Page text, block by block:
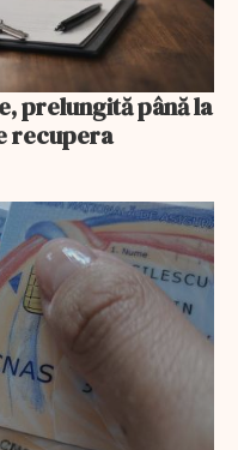
prelungită până la
recupera